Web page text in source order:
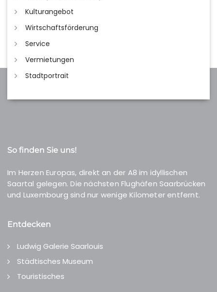
Kulturangebot
Wirtschaftsförderung
Service
Vermietungen
Stadtportrait
So finden Sie uns!
Im Herzen Europas, direkt an der A8 im idyllischen
Saartal gelegen. Die nächsten Flughäfen Saarbrücken
und Luxembourg sind nur wenige Kilometer entfernt.
Entdecken
Ludwig Galerie Saarlouis
Städtisches Museum
Touristisches